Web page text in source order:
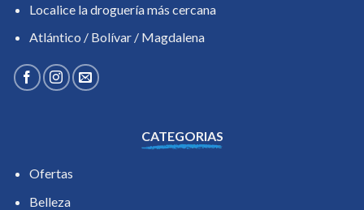
Localice la droguería más cercana
Atlántico / Bolívar / Magdalena
CATEGORIAS
Ofertas
Belleza